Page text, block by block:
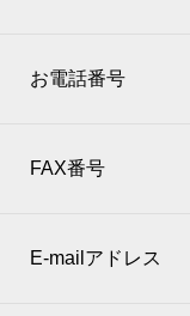
お電話番号
FAX番号
E-mailアドレス